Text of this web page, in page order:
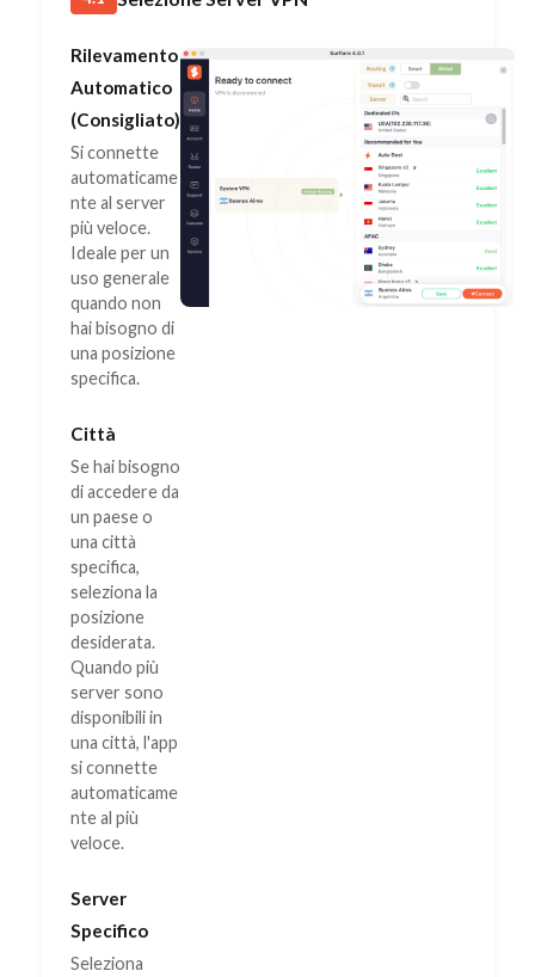
Rilevamento
Automatico
(Consigliato)
Si connette
automaticame
nte al server
più veloce.
Ideale per un
uso generale
quando non
hai bisogno di
una posizione
specifica.
Città
Se hai bisogno
di accedere da
un paese o
una città
specifica,
seleziona la
posizione
desiderata.
Quando più
server sono
disponibili in
una città, l'app
si connette
automaticame
nte al più
veloce.
Server
Specifico
Seleziona